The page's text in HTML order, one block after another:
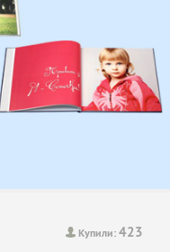
Купили:423